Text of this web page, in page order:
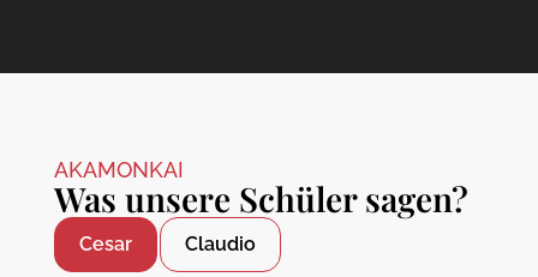
AKAMONKAI
Was unsere Schüler sagen?
Cesar Claudio